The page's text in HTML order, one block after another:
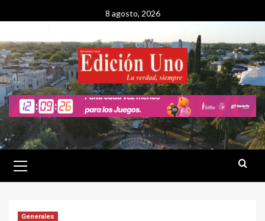
al
8 agosto, 2026
primario
Generales